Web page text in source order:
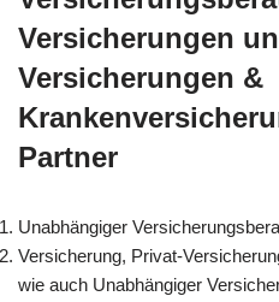
Versicherungen
Versicherungen &
Partner
Unabhängiger
Versicherung, Privat-
wie auch Unabhängiger